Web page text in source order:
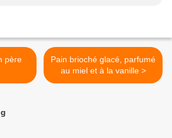
père
Pain brioché glacé, parfumé
au miel et à la vanille >